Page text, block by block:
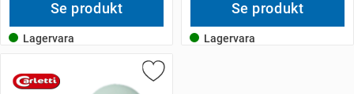
Se produkt
Lagervara
Se produkt
Lagervara